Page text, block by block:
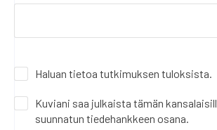
Haluan tietoa tutkimuksen tuloksista.
Kuviani saa julkaista tämän
suunnatun tiedehankkeen osana.